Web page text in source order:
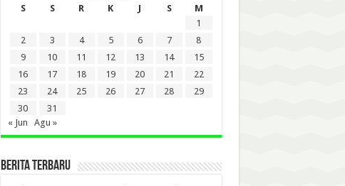
S
S R K J S
M
1
2
3 4 5 6 7
8
9
10 11 12 13 14
15
16
17 18 19 20 21
22
23
24 25 26 27 28
29
30
31
« Jun
Agu »
BERITA TERBARU